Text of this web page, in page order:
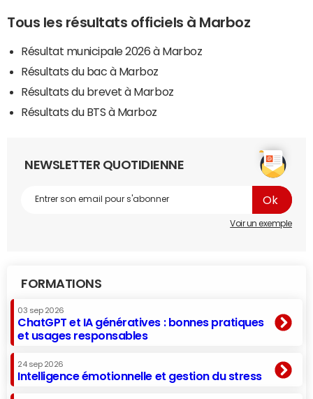
Tous les résultats officiels à Marboz
Résultat municipale 2026 à Marboz
Résultats du bac à Marboz
Résultats du brevet à Marboz
Résultats du BTS à Marboz
NEWSLETTER QUOTIDIENNE
Voir un exemple
FORMATIONS
03 sep 2026
ChatGPT et IA génératives : bonnes pratiques
et usages responsables
24 sep 2026
Intelligence émotionnelle et gestion du stress